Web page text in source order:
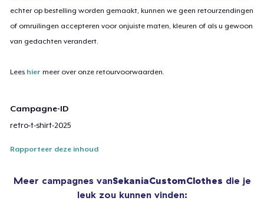
echter op bestelling worden gemaakt, kunnen we geen retourzendingen
of omruilingen accepteren voor onjuiste maten, kleuren of als u gewoon
van gedachten verandert.
Lees hier meer over onze retourvoorwaarden.
Campagne-ID
retro-t-shirt-2025
Rapporteer deze inhoud
Meer campagnes vanSekaniaCustomClothes die je
leuk zou kunnen vinden: